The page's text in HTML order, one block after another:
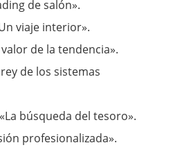
de salón».
viaje interior».
valor de la tendencia».
rey de los sistemas
búsqueda del tesoro».
profesionalizada».